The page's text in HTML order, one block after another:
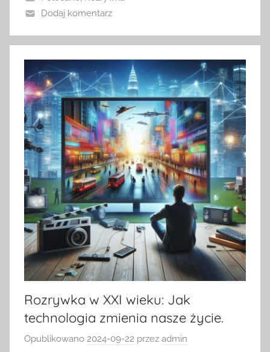
Dodaj komentarz
Rozrywka w XXI wieku: Jak
technologia zmienia nasze życie.
Opublikowano 2024-09-22 przez admin